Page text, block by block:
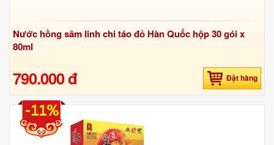
Nước hồng sâm linh chi táo đỏ Hàn Quốc hộp 30 gói x
80ml
790.000 đ Đặt hàng
-11%